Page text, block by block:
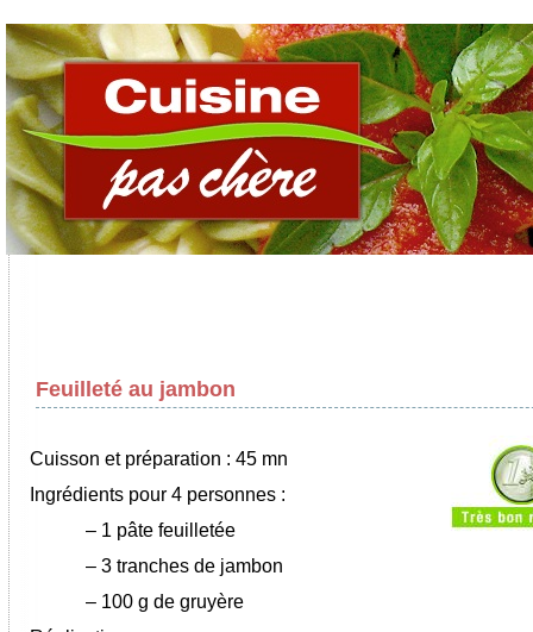
Feuilleté au jambon
Cuisson et préparation : 45 mn
Ingrédients pour 4 personnes :
– 1 pâte feuilletée
– 3 tranches de jambon
– 100 g de gruyère